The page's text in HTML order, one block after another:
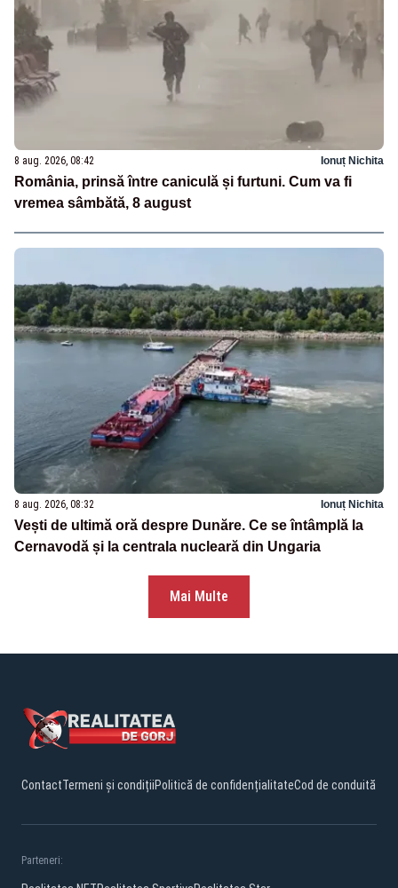
8 aug. 2026, 08:42 Ionuț Nichita
România, prinsă între caniculă și furtuni. Cum va fi
vremea sâmbătă, 8 august
8 aug. 2026, 08:32 Ionuț Nichita
Vești de ultimă oră despre Dunăre. Ce se întâmplă la
Cernavodă și la centrala nucleară din Ungaria
Mai Multe
ContactTermeni și condițiiPolitică de confidențialitateCod de conduită
Parteneri: